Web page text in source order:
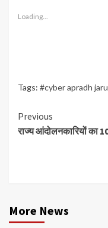
Loading...
Tags: #cyber apradh
Continue
Reading
Previous
राज्य आंदोलनकारियों का
More News